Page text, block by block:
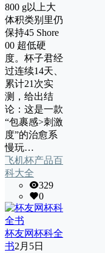
800 g以上大
体积类别里仍
保持45 Shore
00 超低硬
度。杯子君经
过连续14天、
累计21次实
测，给出结
论：这是一款
“包裹感>刺激
度”的治愈系
慢玩…
飞机杯产品百
科大全
329
0
杯友网杯科全
书2月5日